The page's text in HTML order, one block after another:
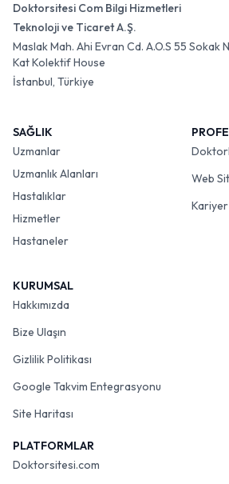
Doktorsitesi Com Bilgi Hizmetleri
Teknoloji ve Ticaret A.Ş.
Maslak Mah. Ahi Evran Cd. A.O.S 55 Sokak
Kat Kolektif House
İstanbul, Türkiye
SAĞLIK
Uzmanlar
Uzmanlık Alanları
Hastalıklar
Hizmetler
Hastaneler
Web
Kariyer
KURUMSAL
Hakkımızda
Bize Ulaşın
Gizlilik Politikası
Google Takvim Entegrasyonu
Site Haritası
PLATFORMLAR
Doktorsitesi.com